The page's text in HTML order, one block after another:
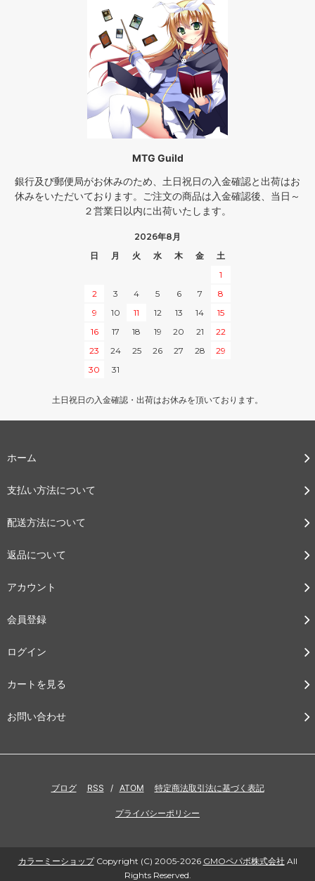
MTG Guild
銀行及び郵便局がお休みのため、土日祝日の入金確認と出荷はお
休みをいただいております。ご注文の商品は入金確認後、当日～
２営業日以内に出荷いたします。
2026年8月
日
月 火 水 木 金
土
1
2
3 4 5 6 7
8
9
10 11 12 13 14
15
16
17 18 19 20 21
22
23
24 25 26 27 28
29
30
31
土日祝日の入金確認・出荷はお休みを頂いております。
ホーム
支払い方法について
配送方法について
返品について
アカウント
会員登録
ログイン
カートを見る
お問い合わせ
ブログ RSS / ATOM 特定商法取引法に基づく表記
プライバシーポリシー
カラーミーショップCopyright (C) 2005-2026 GMOペパボ株式会社 All
Rights Reserved.